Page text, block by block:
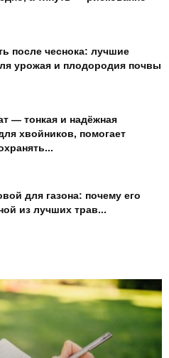
после чеснока: лучшие
урожая и плодородия почвы
— тонкая и надёжная
хвойников, помогает
для газона: почему его
из лучших трав...